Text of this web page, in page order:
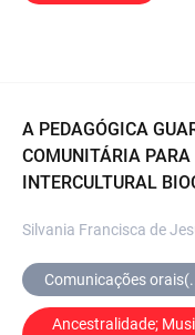
A PEDAGÓGICA
COMUNITÁRIA
INTERCULTURAL
Silvania Francisca de
Comunicações
Ancestralidade;